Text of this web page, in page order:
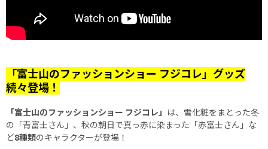
「富士山のファッションショー フジコレ」グッズ
続々登場！
「富士山のファッションショー フジコレ」 は、雪化粧をまとった冬
の「青富士さん」、秋の朝日で真っ赤に染まった「赤富士さん」な
ど8種類のキャラクターが登場！